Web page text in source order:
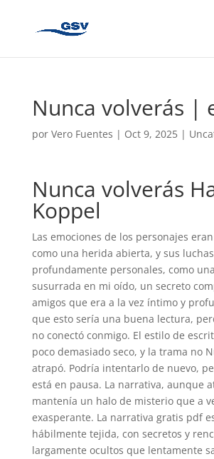
Nunca volverás |
por Vero Fuentes | Oct 9, 2025|
Nunca volverás
Koppel
Las emociones de los personajes
como una herida abierta, y sus
profundamente personales, como
susurrada en mi oído, un secreto
amigos que era a la vez íntimo y
que esto sería una buena lectura,
no conectó conmigo. El estilo de
poco demasiado seco, y la trama no
atrapó. Podría intentarlo de nuevo,
está en pausa. La narrativa, aunque
mantenía un halo de misterio que a
exasperante. La narrativa gratis pdf
hábilmente tejida, con secretos y
largamente ocultos que lentamente